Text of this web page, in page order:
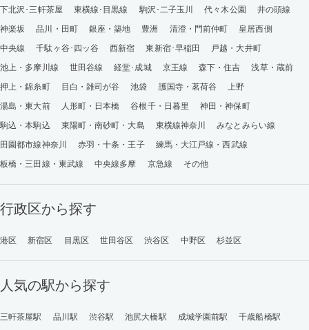
下北沢･三軒茶屋
東横線･目黒線 駒沢･二子玉川 代々木公園
井の頭線
神楽坂
品川・田町 銀座・築地 豊洲 清澄・門前仲町
皇居西側
中央線
千駄ヶ谷･四ッ谷 西新宿 東新宿･早稲田
戸越・大井町
池上・多摩川線
世田谷線 経堂･成城 京王線 森下・住吉
浅草・蔵前
押上・錦糸町
目白・雑司が谷 池袋 護国寺・茗荷谷
上野
湯島・東大前
人形町・日本橋 谷根千・日暮里
神田・神保町
駒込・本駒込
東陽町・南砂町・大島 東横線神奈川
みなとみらい線
田園都市線神奈川
赤羽・十条・王子
練馬・大江戸線・西武線
板橋・三田線・東武線
中央線多摩 京急線 その他
行政区から探す
港区 新宿区 目黒区 世田谷区 渋谷区 中野区 杉並区
人気の駅から探す
三軒茶屋駅 品川駅 渋谷駅 池尻大橋駅 成城学園前駅
千歳船橋駅